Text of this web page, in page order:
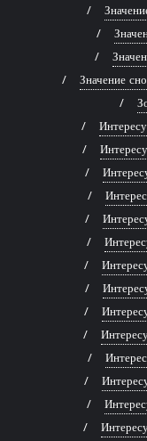
Значение